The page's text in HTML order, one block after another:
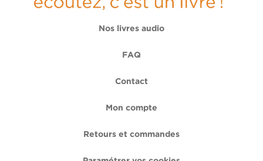
Nos livres audio
FAQ
Contact
Mon compte
Retours et commandes